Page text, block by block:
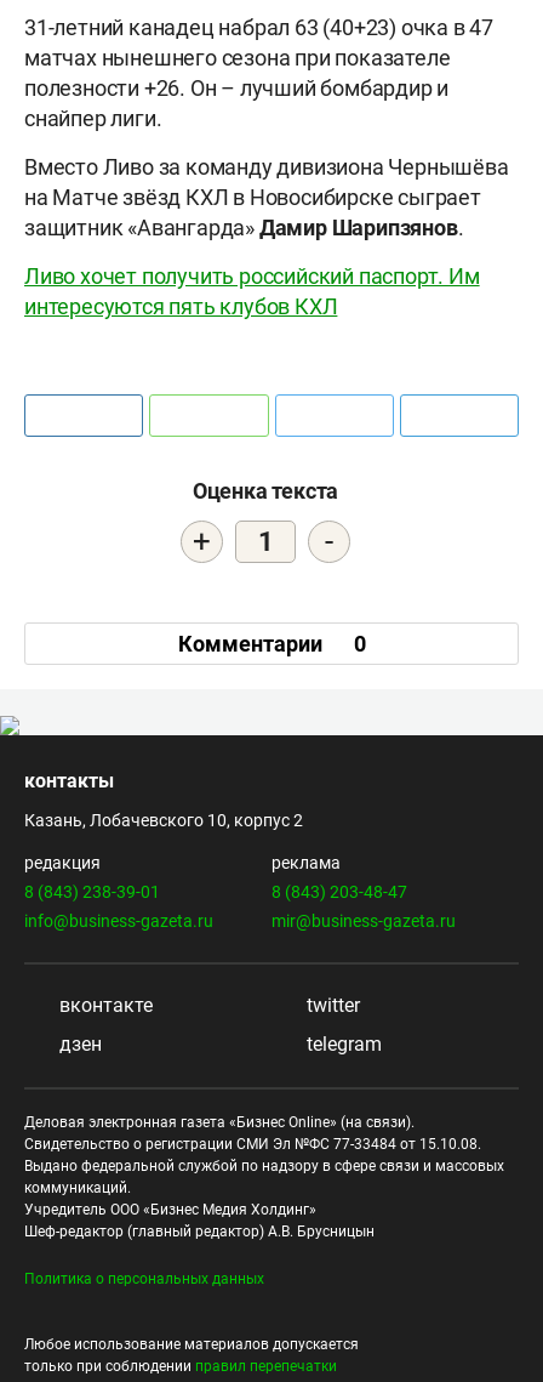
31-летний канадец набрал 63 (40+23) очка в 47
матчах нынешнего сезона при показателе
полезности +26. Он – лучший бомбардир и
снайпер лиги.
Вместо Ливо за команду дивизиона Чернышёва
на Матче звёзд КХЛ в Новосибирске сыграет
защитник «Авангарда»Дамир Шарипзянов.
Ливо хочет получить российский паспорт. Им
интересуются пять клубов КХЛ
Оценка текста
+ 1 -
Комментарии 0
контакты
Казань, Лобачевского 10, корпус 2
редакция
8 (843) 238-39-01
info@business-gazeta.ru
реклама
8 (843) 203-48-47
mir@business-gazeta.ru
вконтакте
twitter
дзен
telegram
Деловая электронная газета «Бизнес Online» (на связи).
Свидетельство о регистрации СМИ Эл №ФС 77-33484 от 15.10.08.
Выдано федеральной службой по надзору в сфере связи и массовых
коммуникаций.
Учредитель ООО «Бизнес Медия Холдинг»
Шеф-редактор (главный редактор) А.В. Брусницын
Политика о персональных данных
Любое использование материалов допускается
только при соблюдении правил перепечатки